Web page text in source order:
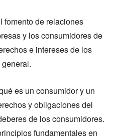
fomento de relaciones
y los consumidores de
e intereses de los
es un consumidor y un
y obligaciones del
de los consumidores.
fundamentales en